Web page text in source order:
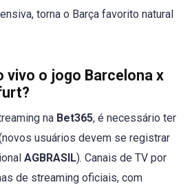
torna o Barça favorito natural
vivo o jogo Barcelona x
na Bet365, é necessário ter
usuários devem se registrar
AGBRASIL). Canais de TV por
de streaming oficiais, com